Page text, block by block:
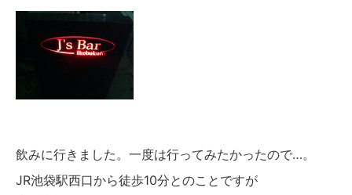
飲みに行きました。一度は行ってみたかったので…。
JR池袋駅西口から徒歩10分とのことですが